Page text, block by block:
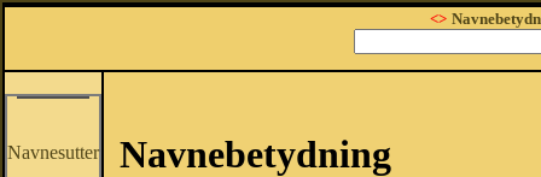
<>
Navnesutter
Navnebetydning